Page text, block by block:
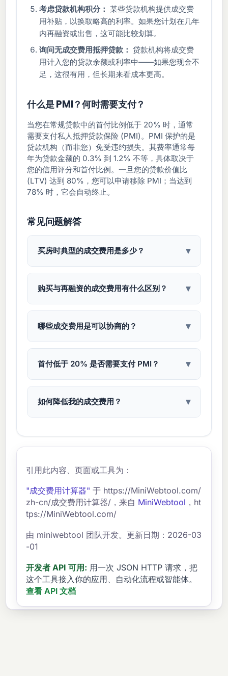
考虑贷款机构积分： 某些贷款机构提供成交费
用补贴，以换取略高的利率。如果您计划在几年
内再融资或出售，这可能比较划算。
询问无成交费用抵押贷款： 贷款机构将成交费
用计入您的贷款余额或利率中——如果您现金不
足，这很有用，但长期来看成本更高。
什么是 PMI？何时需要支付？
当您在常规贷款中的首付比例低于 20% 时，通常
需要支付私人抵押贷款保险 (PMI)。PMI 保护的是
贷款机构（而非您）免受违约损失。其费率通常每
年为贷款金额的 0.3% 到 1.2% 不等，具体取决于
您的信用评分和首付比例。一旦您的贷款价值比
(LTV) 达到 80%，您可以申请移除 PMI；当达到
78% 时，它会自动终止。
常见问题解答
买房时典型的成交费用是多少？ ▾
成交费用通常占购房价格的 2% 到 5%。对于一
套 350,000 美元的住宅，预计支付 7,000 到
17,500 美元的成交费用。这些费用包括贷款机构
费（发放、审核、评估）、产权保险、政府登记
目。
购买与再融资的成交费用有什么区别？ ▾
再融资的成交费用通常低于购房成交费用，因为
您可以省去转让税和业主产权保险。再融资通常
花费贷款金额的 1.5% 到 3%，而购房则占房价
的 2% 到 5%。但是，贷款机构费、评估费和产
哪些成交费用是可以协商的？ ▾
几项成交费用是可以协商的：贷款发放费、申请
费、结算/成交费以及产权保险（您可以货比三
家）。您还可以要求卖方分担成交费用。贷款机
构积分是另一种选择，即您接受略高的利率以换
首付低于 20% 是否需要支付 PMI？ ▾
是的，在常规贷款中，当您的首付低于 20%
时，通常需要支付私人抵押贷款保险 (PMI)。
PMI 的费用每年约为贷款金额s的 0.3% 到
1.2%。当您的资产净值达到 20% 时，您可以申
如何降低我的成交费用？ ▾
求减免费用；2) 货比三家选择产权保险和结算服
务；3) 要求卖方支付部分成交费用；4) 选择无
5) 在月底成交以减少预付利息；6) 比较多个贷
引用此内容、页面或工具为：
"成交费用计算器" 于 https://MiniWebtool.com/
zh-cn/成交费用计算器/，来自 MiniWebtool ，ht
tps://MiniWebtool.com/
由 miniwebtool 团队开发。更新日期：2026-03
-01
开发者 API 可用: 用一次 JSON HTTP 请求，把
这个工具接入你的应用、自动化流程或智能体。
查看 API 文档